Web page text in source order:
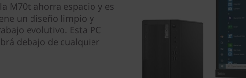
M70t ahorra espacio y es
un diseño limpio y
evolutivo. Esta PC
debajo de cualquier